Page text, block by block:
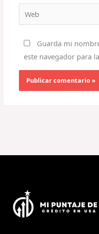
Guarda mi
este navegador para